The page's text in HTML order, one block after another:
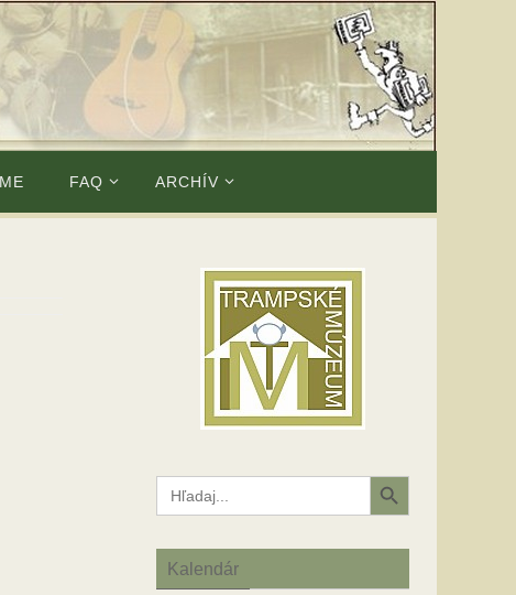
FAQ ARCHÍV
Search
for:
Search Button
Kalendár